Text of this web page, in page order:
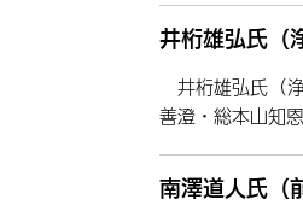
井桁雄弘氏（
井桁雄弘氏（
善澄・総本山知
南澤道人氏（